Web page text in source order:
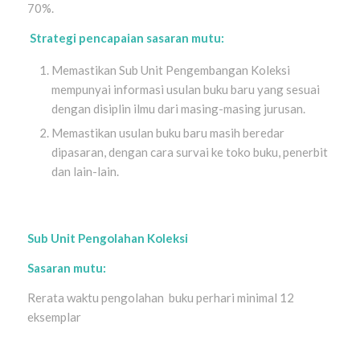
70%.
Strategi pencapaian sasaran mutu:
Memastikan Sub Unit Pengembangan Koleksi
mempunyai informasi usulan buku baru yang sesuai
dengan disiplin ilmu dari masing-masing jurusan.
Memastikan usulan buku baru masih beredar
dipasaran, dengan cara survai ke toko buku, penerbit
dan lain-lain.
Sub Unit Pengolahan Koleksi
Sasaran mutu:
Rerata waktu pengolahan buku perhari minimal 12
eksemplar